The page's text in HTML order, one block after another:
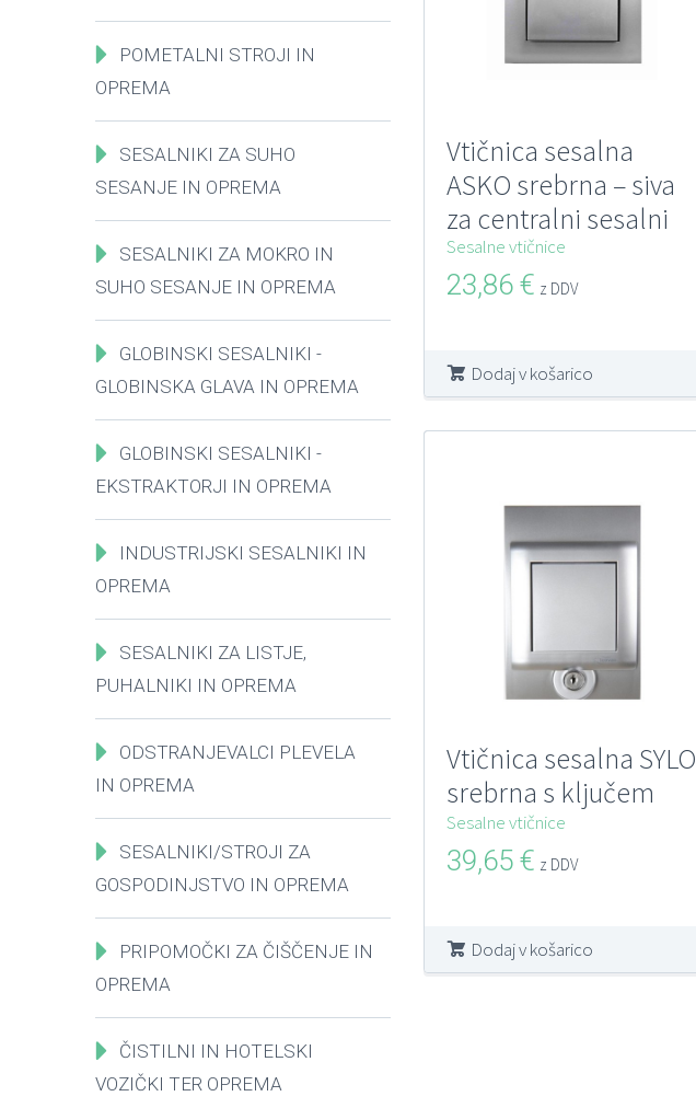
Vtičnica sesalna
ASKO srebrna – siva
za centralni sesalni
sistem
Sesalne vtičnice
23,86 € z DDV
Dodaj v košarico
Vtičnica sesalna SYLO
srebrna s ključem
Sesalne vtičnice
39,65 € z DDV
Dodaj v košarico
POMETALNI STROJI IN
OPREMA
SESALNIKI ZA SUHO
SESANJE IN OPREMA
SESALNIKI ZA MOKRO IN
SUHO SESANJE IN OPREMA
GLOBINSKI SESALNIKI -
GLOBINSKA GLAVA IN OPREMA
GLOBINSKI SESALNIKI -
EKSTRAKTORJI IN OPREMA
INDUSTRIJSKI SESALNIKI IN
OPREMA
SESALNIKI ZA LISTJE,
PUHALNIKI IN OPREMA
ODSTRANJEVALCI PLEVELA
IN OPREMA
SESALNIKI/STROJI ZA
GOSPODINJSTVO IN OPREMA
PRIPOMOČKI ZA ČIŠČENJE IN
OPREMA
ČISTILNI IN HOTELSKI
VOZIČKI TER OPREMA